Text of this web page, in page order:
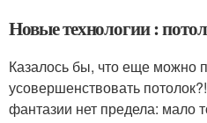
Новые технологии :
Казалось бы, что еще можно
усовершенствовать
фантазии нет предела: мало